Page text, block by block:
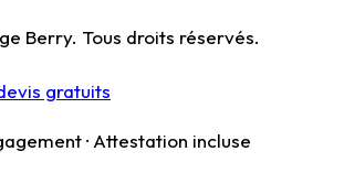
Berry. Tous droits réservés.
gratuits
· Attestation incluse